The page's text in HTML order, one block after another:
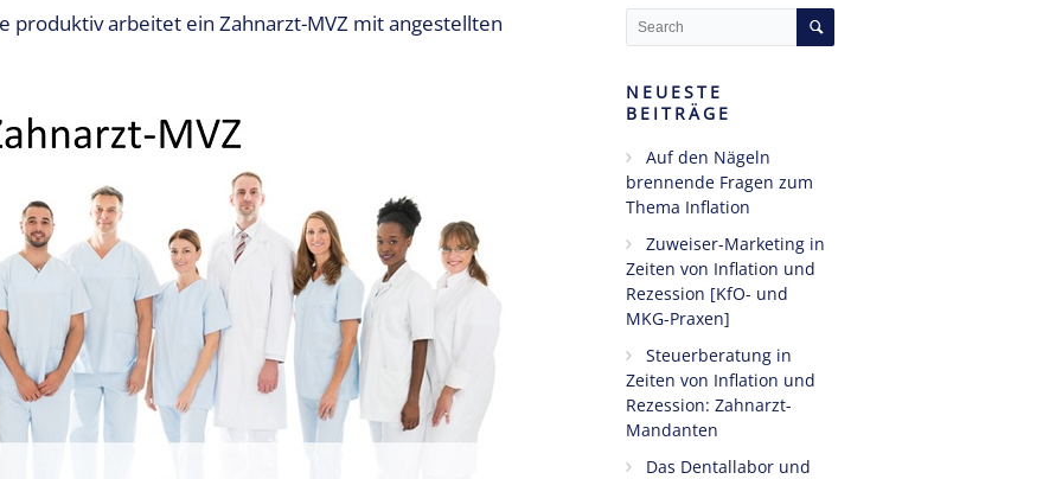
produktiv arbeitet ein Zahnarzt-MVZ mit angestellten
NEUESTE
BEITRÄGE
Auf den Nägeln
brennende Fragen zum
Thema Inflation
Zuweiser-Marketing in
Zeiten von Inflation und
Rezession [KfO- und
MKG-Praxen]
Steuerberatung in
Zeiten von Inflation und
Rezession: Zahnarzt-
Mandanten
Das Dentallabor und